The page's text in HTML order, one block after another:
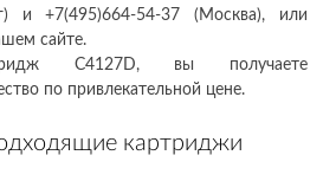
и +7(495)664-54-37 (Москва), или
сайте.
C4127D, вы получаете
по привлекательной цене.
картриджи